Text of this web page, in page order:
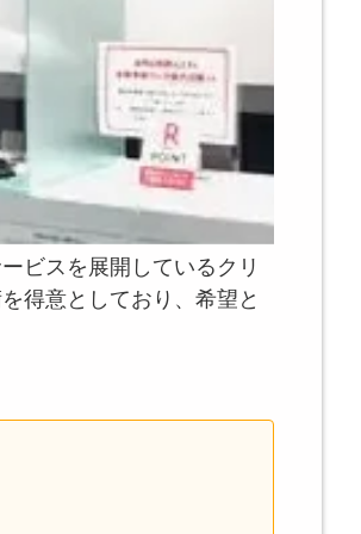
ビスを展開しているクリ
得意としており、希望と